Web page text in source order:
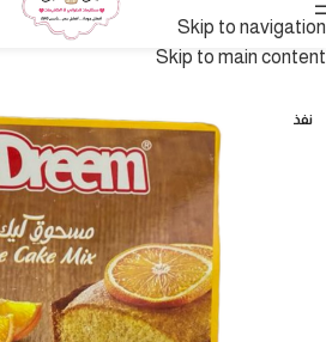
Skip to navigation
Skip to main content
نفذ